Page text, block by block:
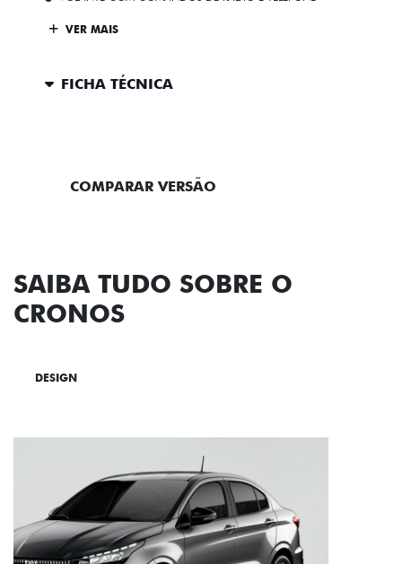
VER MAIS
FICHA TÉCNICA
COMPARAR VERSÃO
SAIBA TUDO SOBRE O
CRONOS
DESIGN